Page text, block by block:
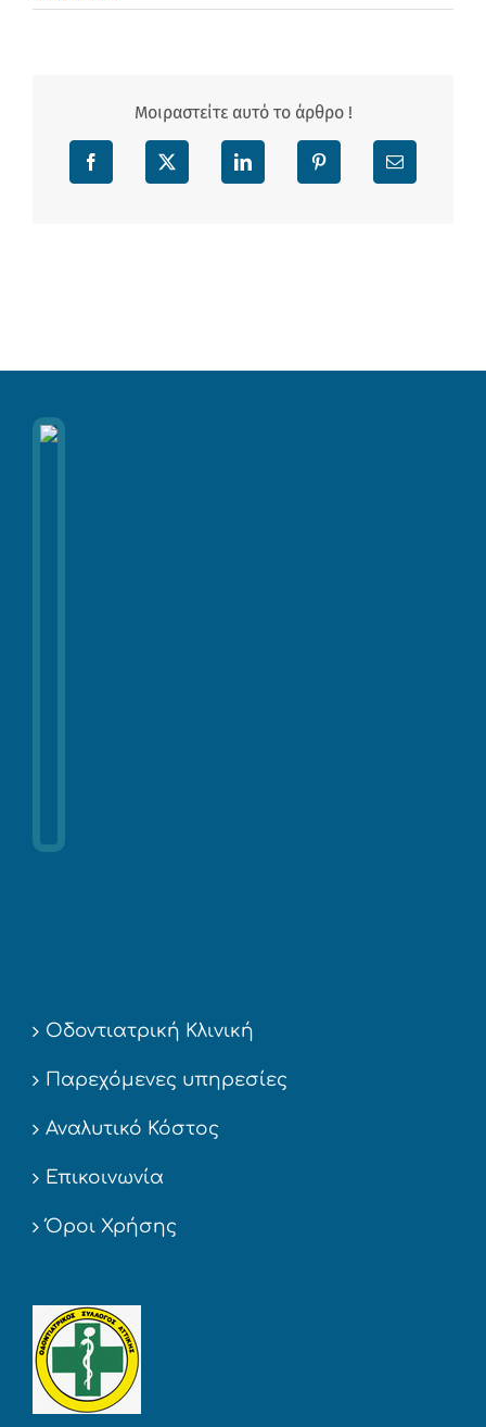
Μοιραστείτε αυτό το άρθρο !
Facebook X LinkedIn Pinterest Email
Οδοντιατρική Κλινική
Παρεχόμενες υπηρεσίες
Αναλυτικό Κόστος
Επικοινωνία
Όροι Χρήσης